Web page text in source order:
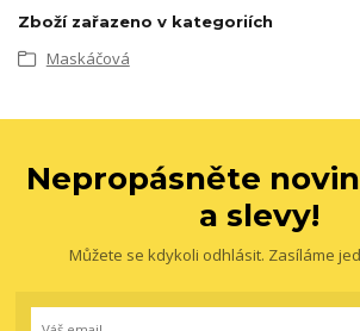
Zboží zařazeno v kategoriích
Maskáčová
Nepropásněte
a slevy!
Můžete se kdykoli odhlásit. Zasíláme